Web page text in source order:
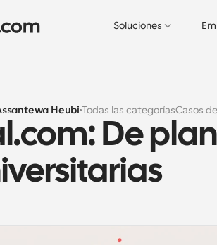
Soluciones
Heubi Todas las categoríasCasos
De